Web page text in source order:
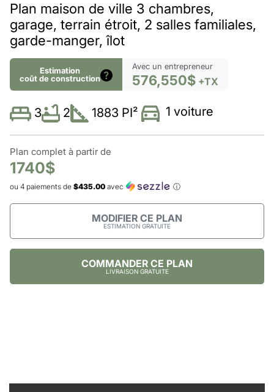
Plan maison de ville 3 chambres,
garage, terrain étroit, 2 salles familiales,
garde-manger, îlot
Estimation
coût de construction
Avec un entrepreneur
576,550$ +TX
3 2 1883 PI² 1 voiture
Plan complet à partir de
1740$
ou 4 paiements de $435.00 avec ⓘ
MODIFIER CE PLAN
ESTIMATION GRATUITE
COMMANDER CE PLAN
LIVRAISON GRATUITE